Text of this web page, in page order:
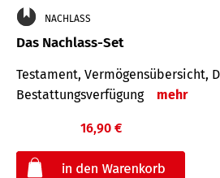
NACHLASS
Das Nachlass-Set
Testament, Vermögens­übersicht,
Bestat­tungs­ver­fügung
mehr
16,90 €